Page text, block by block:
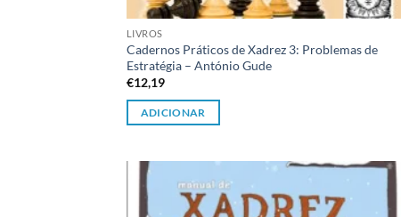
LIVROS
Cadernos Práticos de Xadrez 3: Problemas de
Estratégia – António Gude
€12,19
ADICIONAR
Adicionar